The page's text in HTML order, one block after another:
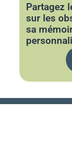
Partagez
sur les
sa